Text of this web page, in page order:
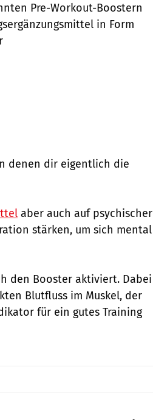
Pre-Workout-Boostern
in Form
denen dir eigentlich die
aber auch auf psychischer
stärken, um sich mental
den Booster aktiviert. Dabei
Blutfluss im Muskel, der
für ein gutes Training